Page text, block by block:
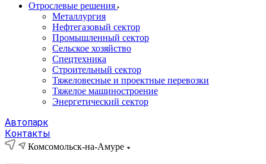
Отрослевые решения
Металлургия
Нефтегазовый сектор
Промышленный сектор
Сельское хозяйство
Спецтехника
Строительный сектор
Тяжеловесные и проектные перевозки
Тяжелое машиностроение
Энергетический сектор
Автопарк
Контакты
Комсомольск-на-Амуре